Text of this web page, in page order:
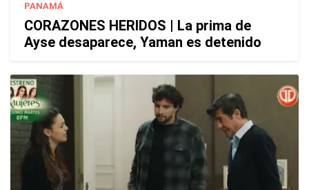
PANAMÁ
CORAZONES HERIDOS | La prima de
Ayse desaparece, Yaman es detenido